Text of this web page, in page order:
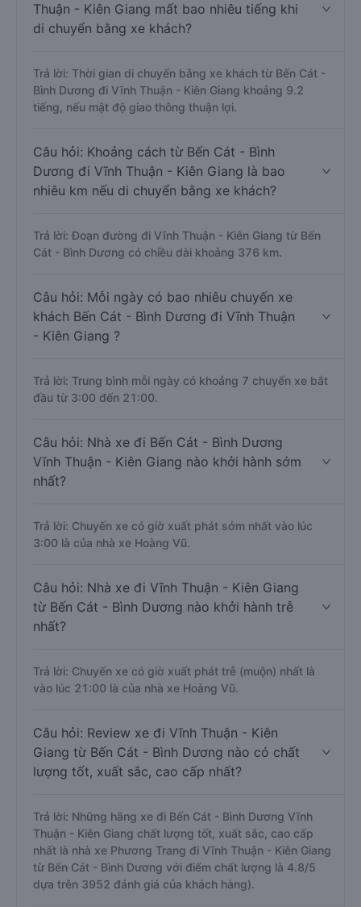
Thuận - Kiên Giang mất bao nhiêu tiếng khi
di chuyển bằng xe khách?
Trả lời: Thời gian di chuyển bằng xe khách từ Bến Cát -
Bình Dương đi Vĩnh Thuận - Kiên Giang khoảng 9.2
tiếng, nếu mật độ giao thông thuận lợi.
Câu hỏi: Khoảng cách từ Bến Cát - Bình
Dương đi Vĩnh Thuận - Kiên Giang là bao
nhiêu km nếu di chuyển bằng xe khách?
Trả lời: Đoạn đường đi Vĩnh Thuận - Kiên Giang từ Bến
Cát - Bình Dương có chiều dài khoảng 376 km.
Câu hỏi: Mỗi ngày có bao nhiêu chuyến xe
khách Bến Cát - Bình Dương đi Vĩnh Thuận
- Kiên Giang ?
Trả lời: Trung bình mỗi ngày có khoảng 7 chuyến xe bắt
đầu từ 3:00 đến 21:00.
Câu hỏi: Nhà xe đi Bến Cát - Bình Dương
Vĩnh Thuận - Kiên Giang nào khởi hành sớm
nhất?
Trả lời: Chuyến xe có giờ xuất phát sớm nhất vào lúc
3:00 là của nhà xe Hoàng Vũ.
Câu hỏi: Nhà xe đi Vĩnh Thuận - Kiên Giang
từ Bến Cát - Bình Dương nào khởi hành trễ
nhất?
Trả lời: Chuyến xe có giờ xuất phát trễ (muộn) nhất là
vào lúc 21:00 là của nhà xe Hoàng Vũ.
Câu hỏi: Review xe đi Vĩnh Thuận - Kiên
Giang từ Bến Cát - Bình Dương nào có chất
lượng tốt, xuất sắc, cao cấp nhất?
Trả lời: Những hãng xe đi Bến Cát - Bình Dương Vĩnh
Thuận - Kiên Giang chất lượng tốt, xuất sắc, cao cấp
nhất là nhà xe Phương Trang đi Vĩnh Thuận - Kiên Giang
từ Bến Cát - Bình Dương với điểm chất lượng là 4.8/5
dựa trên 3952 đánh giá của khách hàng).